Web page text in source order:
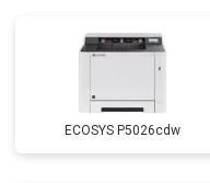
ECOSYS P5026cdw